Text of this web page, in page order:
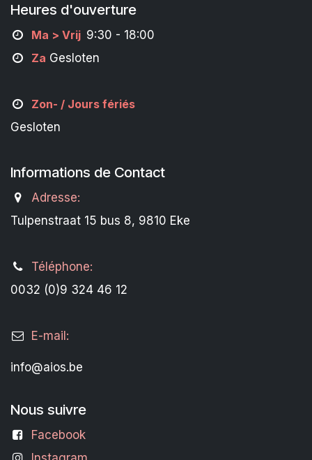
Heures d'ouverture
Ma > Vrij 9:30 - 18:00
Za Gesloten
Zon- / Jours fériés
Gesloten
Informations de Contact
Adresse:
Tulpenstraat 15 bus 8, 9810 Eke
Téléphone:
0032 (0)9 324 46 12
E-mail:
info@aios.be
Nous suivre
Facebook